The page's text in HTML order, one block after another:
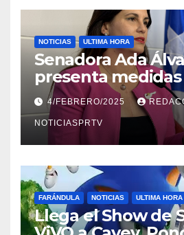
NOTICIAS ULTIMA HORA
Senadora Ada
presenta
violencia en el
4/FEBRERO/2025
NOTICIASPRTV
FARÁNDULA NOTICIAS ULTIMA HORA
Llega el Show de